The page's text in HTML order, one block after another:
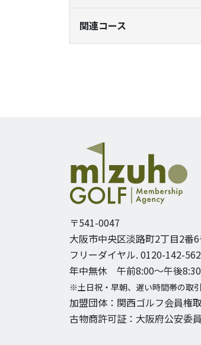
関連コース
〒541-0047
大阪市中央区淡路町2丁目2番
フリーダイヤル. 0120-142-
年中無休 午前8:00〜午後8:30
※土日祝・早朝、遅い時間帯の取
加盟団体：関西ゴルフ会員権
古物商許可証：大阪府公安委